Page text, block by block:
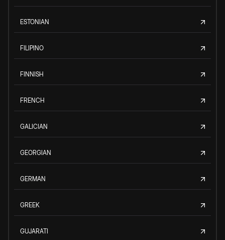
ESTONIAN
FILIPINO
FINNISH
FRENCH
GALICIAN
GEORGIAN
GERMAN
GREEK
GUJARATI